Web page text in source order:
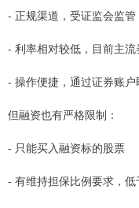
- 正规渠道，受证监会监管
- 利率相对较低，目前主
- 操作便捷，通过证券账
但融资也有严格限制：
- 只能买入融资标的股票
- 有维持担保比例要求，